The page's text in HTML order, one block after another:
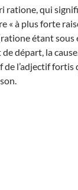
ratione, qui
« à plus forte
étant sous
départ, la
de l’adjectif